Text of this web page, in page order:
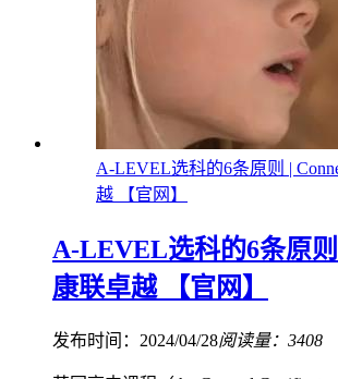
A-LEVEL选科的6条原则 |
越 【官网】
A-LEVEL选科的6条原则
康联卓越 【官网】
发布时间：2024/04/28阅读量：3408